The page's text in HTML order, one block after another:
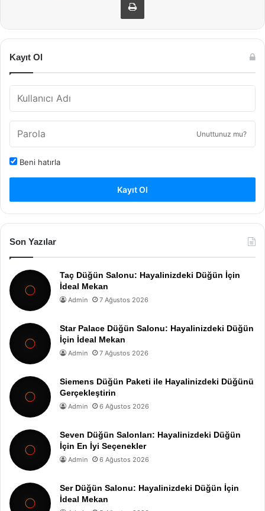
Kayıt Ol
Unuttunuz mu?
Beni hatırla
Kayıt Ol
Son Yazılar
Taç Düğün Salonu: Hayalinizdeki Düğün İçin
İdeal Mekan
Admin 7 Ağustos 2026
Star Palace Düğün Salonu: Hayalinizdeki Düğün
İçin İdeal Mekan
Admin 7 Ağustos 2026
Siemens Düğün Paketi ile Hayalinizdeki Düğünü
Gerçekleştirin
Admin 6 Ağustos 2026
Seven Düğün Salonları: Hayalinizdeki Düğün
İçin En İyi Seçenekler
Admin 6 Ağustos 2026
Ser Düğün Salonu: Hayalinizdeki Düğün İçin
İdeal Mekan